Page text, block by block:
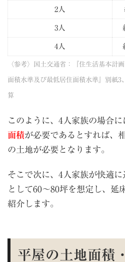
2人
3人
4人
〈参考〉国土交通省：『住生活基本計
面積水準及び最低居住面積水準』別紙3
算
このように、4人家族の場合に
面積が必要であるとすれば、
の土地が必要となります。
そこで次に、4人家族が快適
として60～80坪を想定し、延
紹介します。
平屋の土地面積